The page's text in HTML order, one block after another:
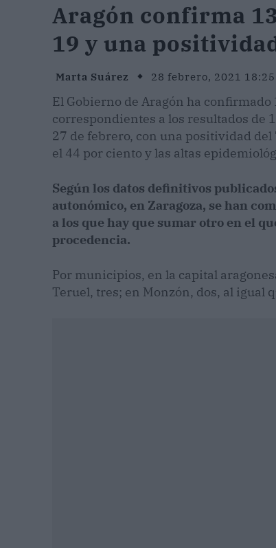
Aragón confirma
19 y una
Marta Suárez 28 febrero, 2021 18:25
El Gobierno de Aragón ha confirmado
correspondientes a los resultados de
27 de febrero, con una positividad
el 44 por ciento y las altas
Según los datos definitivos
autonómico, en Zaragoza, se han
a los que hay que sumar otro en el
procedencia.
Por municipios, en la capital
Teruel, tres; en Monzón, dos, al igual